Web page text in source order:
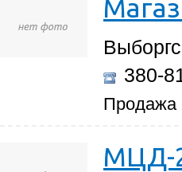
380-
Продажа
МЦД-